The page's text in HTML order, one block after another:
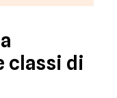
classi di